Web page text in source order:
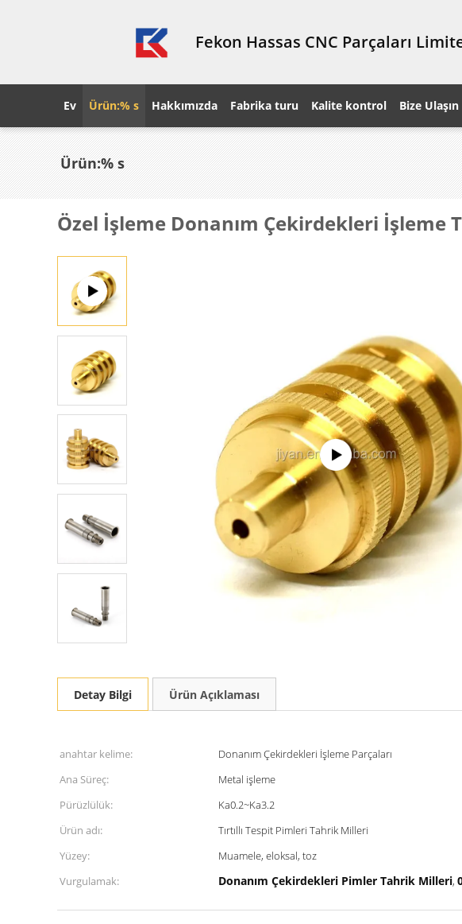
Fekon Hassas CNC Parçaları
Ev Ürün:% s Hakkımızda Fabrika turu Kalite kontrol Bize Ulaşın
Ürün:% s
Özel İşleme Donanım Çekirdekleri İşleme
Detay Bilgi Ürün Açıklaması
anahtar kelime: Donanım Çekirdekleri İşleme Parçaları
Ana Süreç:
Metal işleme
Pürüzlülük:
Ka0.2~Ka3.2
Ürün adı:
Tırtıllı Tespit Pimleri Tahrik Milleri
Yüzey:
Muamele, eloksal, toz
Vurgulamak:
Donanım Çekirdekleri Pimler Tahrik Milleri,